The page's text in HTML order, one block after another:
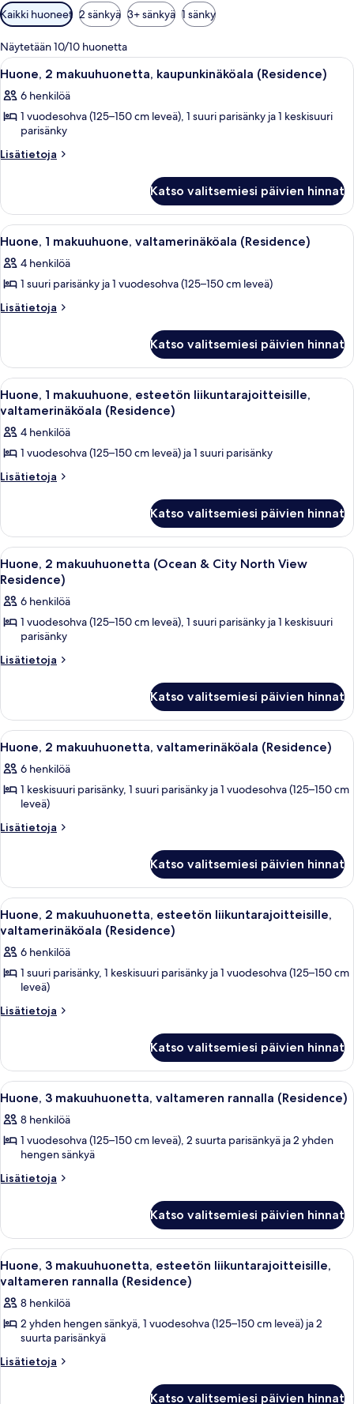
Huoneille
saatavilla
olevia
suodattimia
Kaikki huoneet 2 sänkyä 3+ sänkyä 1 sänky
Näytetään 10/10 huonetta
Avaa
kaikki
huonetyypin
Huone,
makuuhuonetta,
kuvat
Moderni hotellihuone, jossa on suuri
18
Huone, 2 makuuhuonetta, kaupunkinäköala (Residence)
6 henkilöä
1 vuodesohva (125–150 cm leveä), 1 suuri parisänky ja 1 keskisuuri
parisänky
Lisätietoja
Lisätietoja
makuuhuonetta,
kaupunkinäköala
(Residence)
Katso valitsemiesi päivien hinnat
Avaa
kaikki
huonetyypin
Huone,
1
(Residence)
kuvat
Parveke, josta on näkymä rannalle,
12
Huone, 1 makuuhuone, valtamerinäköala (Residence)
4 henkilöä
1 suuri parisänky ja 1 vuodesohva (125–150 cm leveä)
Lisätietoja
Lisätietoja
makuuhuone,
valtamerinäköala
(Residence)
Katso valitsemiesi päivien hinnat
Avaa
kaikki
huonetyypin
Huone,
1
makuuhuone,
valtamerinäköala
(Residence)
kuvat
Hotellihuone, jossa on suuri sänky,
10
Huone, 1 makuuhuone, esteetön liikuntarajoitteisille,
valtamerinäköala (Residence)
4 henkilöä
1 vuodesohva (125–150 cm leveä) ja 1 suuri parisänky
Lisätietoja
Lisätietoja
makuuhuone,
esteetön
liikuntarajoitteisille,
valtamerinäköala
(Residence)
Katso valitsemiesi päivien hinnat
Avaa
kaikki
huonetyypin
Huone,
2
makuuhuonetta
(Ocean
North
View
Residence)
kuvat
Hotellihuone, jossa on suuri sänky,
17
Huone, 2 makuuhuonetta (Ocean & City North View
Residence)
6 henkilöä
1 vuodesohva (125–150 cm leveä), 1 suuri parisänky ja 1 keskisuuri
parisänky
Lisätietoja
Lisätietoja
makuuhuonetta
(Ocean
&
North
View
Residence)
Katso valitsemiesi päivien hinnat
Avaa
kaikki
huonetyypin
Huone,
makuuhuonetta,
kuvat
Moderni olohuone, jossa on suuri
13
Huone, 2 makuuhuonetta, valtamerinäköala (Residence)
6 henkilöä
1 keskisuuri parisänky, 1 suuri parisänky ja 1 vuodesohva (125–150 cm
leveä)
Lisätietoja
Lisätietoja
makuuhuonetta,
valtamerinäköala
(Residence)
Katso valitsemiesi päivien hinnat
Avaa
kaikki
huonetyypin
Huone,
2
makuuhuonetta,
esteetön
(Residence)
kuvat
Moderni olohuone, jossa on suuri
7
Huone, 2 makuuhuonetta, esteetön liikuntarajoitteisille,
valtamerinäköala (Residence)
6 henkilöä
1 suuri parisänky, 1 keskisuuri parisänky ja 1 vuodesohva (125–150 cm
leveä)
Lisätietoja
Lisätietoja
makuuhuonetta,
esteetön
liikuntarajoitteisille,
(Residence)
Katso valitsemiesi päivien hinnat
Avaa
kaikki
huonetyypin
Huone,
makuuhuonetta,
(Residence)
kuvat
Hotellihuone, jossa on suuri sänky,
20
Huone, 3 makuuhuonetta, valtameren rannalla (Residence)
8 henkilöä
1 vuodesohva (125–150 cm leveä), 2 suurta parisänkyä ja 2 yhden
hengen sänkyä
Lisätietoja
Lisätietoja
makuuhuonetta,
valtameren
rannalla
(Residence)
Katso valitsemiesi päivien hinnat
Avaa
kaikki
huonetyypin
Huone,
3
makuuhuonetta,
esteetön
Hotellihuone, jossa on kaksi
10
Huone, 3 makuuhuonetta, esteetön liikuntarajoitteisille,
valtameren rannalla (Residence)
8 henkilöä
2 yhden hengen sänkyä, 1 vuodesohva (125–150 cm leveä) ja 2
suurta parisänkyä
Lisätietoja
Lisätietoja
Katso valitsemiesi päivien hinnat